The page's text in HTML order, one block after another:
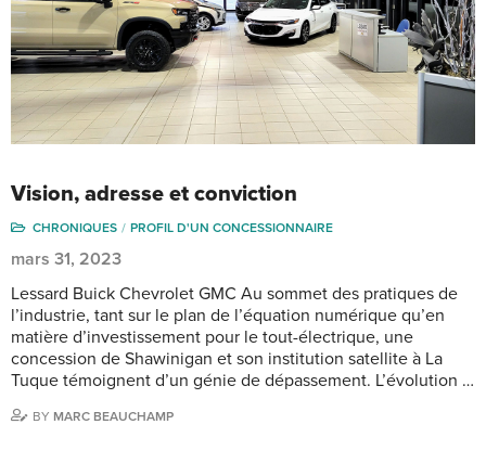
Vision, adresse et conviction
CHRONIQUES PROFIL D'UN CONCESSIONNAIRE
mars 31, 2023
Lessard Buick Chevrolet GMC Au sommet des pratiques de
l’industrie, tant sur le plan de l’équation numérique qu’en
matière d’investissement pour le tout-électrique, une
concession de Shawinigan et son institution satellite à La
Tuque témoignent d’un génie de dépassement. L’évolution …
BY MARC BEAUCHAMP